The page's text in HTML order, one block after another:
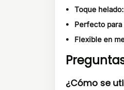
Toque helado:
Perfecto
Flexible en
¿Cómo se